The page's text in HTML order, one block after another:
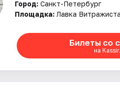
Город: Санкт-Петербург
Площадка: Лавка Витражиста
Билеты со
на